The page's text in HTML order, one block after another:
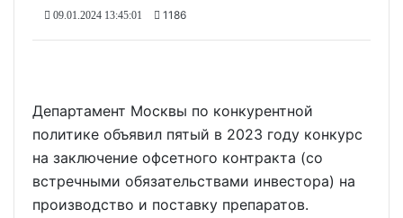
09.01.2024 13:45:01 1186
Департамент Москвы по конкурентной
политике объявил пятый в 2023 году конкурс
на заключение офсетного контракта (со
встречными обязательствами инвестора) на
производство и поставку препаратов.